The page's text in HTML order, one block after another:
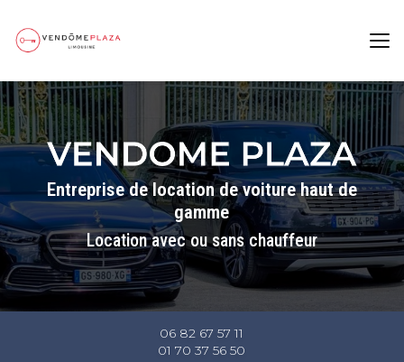
contenu
Entreprise de location de voiture haut de
gamme
Location avec ou sans chauffeur
06 82 67 57 11
01 70 37 56 50